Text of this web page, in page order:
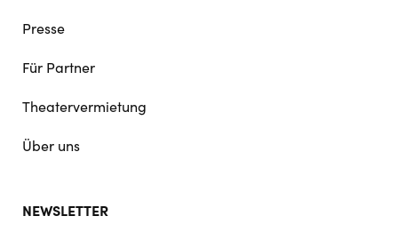
Presse
Für Partner
Theatervermietung
Über uns
NEWSLETTER